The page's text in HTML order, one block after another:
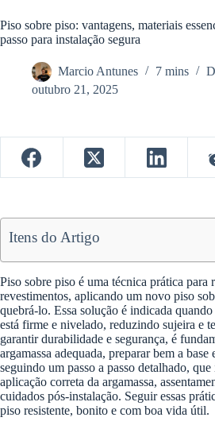
Piso sobre piso: vantagens, materiais
passo para instalação segura
Marcio Antunes 7 mins
outubro 21, 2025
Itens do Artigo
Piso sobre piso é uma técnica prática para
revestimentos, aplicando um novo piso
quebrá-lo. Essa solução é indicada
está firme e nivelado, reduzindo sujeira e
garantir durabilidade e segurança, é
argamassa adequada, preparar bem a
seguindo um passo a passo detalhado,
aplicação correta da argamassa,
cuidados pós-instalação. Seguir essas
piso resistente, bonito e com boa vida útil.